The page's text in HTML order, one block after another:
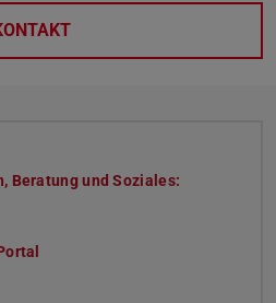
Beratung und Soziales: